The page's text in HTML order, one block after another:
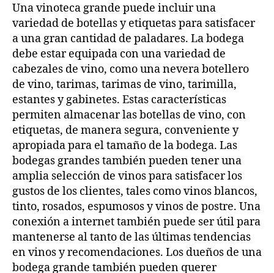
Una vinoteca grande puede incluir una
variedad de botellas y etiquetas para satisfacer
a una gran cantidad de paladares. La bodega
debe estar equipada con una variedad de
cabezales de vino, como una nevera botellero
de vino, tarimas, tarimas de vino, tarimilla,
estantes y gabinetes. Estas características
permiten almacenar las botellas de vino, con
etiquetas, de manera segura, conveniente y
apropiada para el tamaño de la bodega. Las
bodegas grandes también pueden tener una
amplia selección de vinos para satisfacer los
gustos de los clientes, tales como vinos blancos,
tinto, rosados, espumosos y vinos de postre. Una
conexión a internet también puede ser útil para
mantenerse al tanto de las últimas tendencias
en vinos y recomendaciones. Los dueños de una
bodega grande también pueden querer